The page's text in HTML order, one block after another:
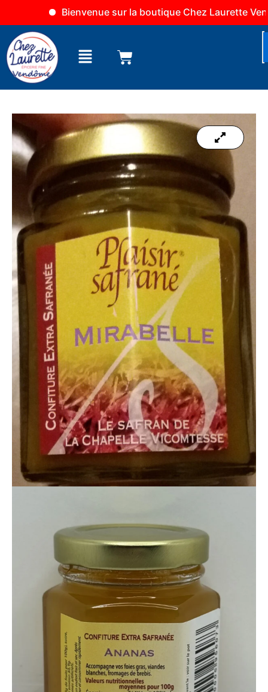
Bienvenue sur la boutique Chez Laurette Vendôme
contenu
Menu